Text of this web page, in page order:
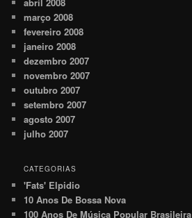
março 2008
fevereiro 2008
janeiro 2008
dezembro 2007
novembro 2007
outubro 2007
setembro 2007
agosto 2007
julho 2007
CATEGORIAS
'Fats' Elpidio
10 Anos De Bossa Nova
100 Anos De Música Popular Brasileira